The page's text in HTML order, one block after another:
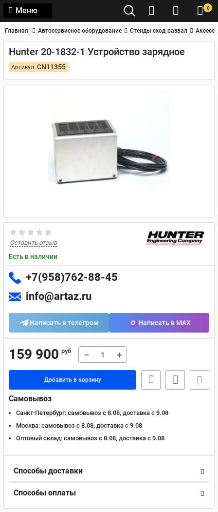
Меню 0
Главная Автосервисное оборудование Стенды сход-развал
Hunter 20-1832-1 Устройство зарядное
Артикул: CN11355
Оставить отзыв
Есть в наличии
+7(958)762-88-45
info@artaz.ru
Написать в телеграм Написать в MAX
159 900 руб − +
Добавить в корзину
Самовывоз
Санкт-Петербург: самовывоз с 8.08, доставка c 9.08
Москва: самовывоз с 8.08, доставка c 9.08
Оптовый склад: самовывоз с 8.08, доставка c 9.08
Способы доставки
Способы оплаты